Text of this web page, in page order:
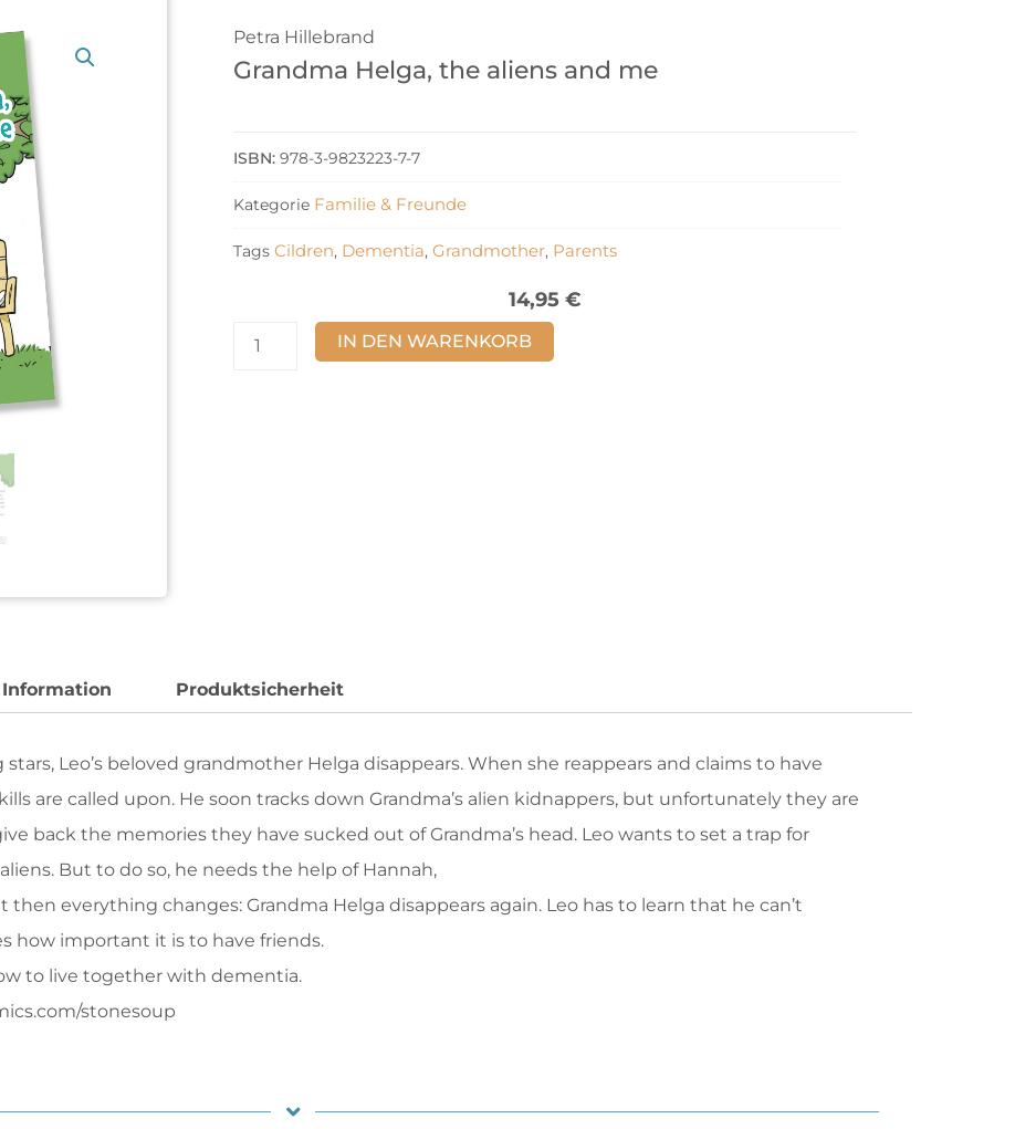
Petra Hillebrand
Grandma Helga, the aliens and me
978-3-9823223-7-7
Kategorie Familie & Freunde
Tags Cildren, Dementia, Grandmother, Parents
14,95 €
Grandma
IN DEN WARENKORB
Produktsicherheit
Leo’s beloved grandmother Helga disappears. When she reappears and claims to have
are called upon. He soon tracks down Grandma’s alien kidnappers, but unfortunately they are
back the memories they have sucked out of Grandma’s head. Leo wants to set a trap for
But to do so, he needs the help of Hannah,
then everything changes: Grandma Helga disappears again. Leo has to learn that he can’t
how important it is to have friends.
to live together with dementia.
stonesoup